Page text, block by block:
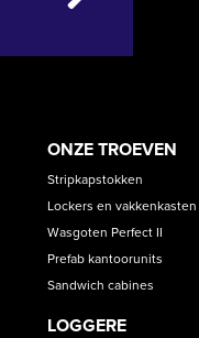
ASSETS
ONZE TROEVEN
Stripkapstokken
Lockers en vakkenkasten
Wasgoten Perfect II
Prefab kantoorunits
Sandwich cabines
LOGGERE